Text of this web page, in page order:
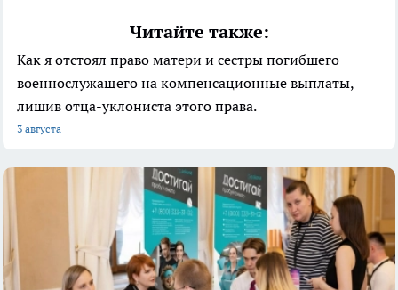
Читайте также:
Как я отстоял право матери и сестры погибшего
военнослужащего на компенсационные выплаты,
лишив отца-уклониста этого права.
3 августа